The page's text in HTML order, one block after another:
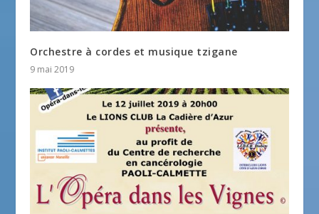
Orchestre à cordes et musique tzigane
9 mai 2019